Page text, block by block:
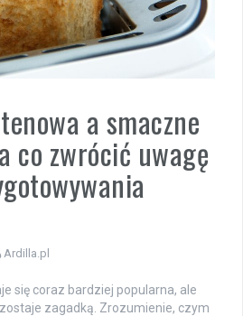
a smaczne
co zwrócić uwagę
Ardilla.pl
się coraz bardziej popularna, ale
zagadką. Zrozumienie, czym